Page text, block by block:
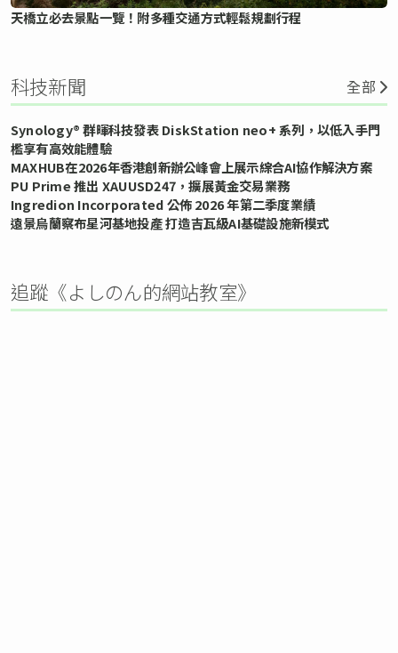
天橋立必去景點一覽！附多種交通方式輕鬆規劃行程
科技新聞 全部
Synology® 群暉科技發表 DiskStation neo+ 系列，以低入手門
檻享有高效能體驗
MAXHUB在2026年香港創新辦公峰會上展示綜合AI協作解決方案
PU Prime 推出 XAUUSD247，擴展黃金交易業務
Ingredion Incorporated 公佈 2026 年第二季度業績
遠景烏蘭察布星河基地投產 打造吉瓦級AI基礎設施新模式
追蹤《よしのん的網站教室》